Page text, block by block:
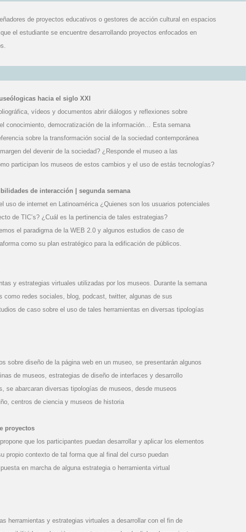
de proyectos educativos o gestores de acción cultural en espacios
el estudiante se encuentre desarrollando proyectos enfocados en
hacia el siglo XXI
vídeos y documentos abrir diálogos y reflexiones sobre
conocimiento, democratización de la información… Esta semana
sobre la transformación social de la sociedad contemporánea
del devenir de la sociedad? ¿Responde el museo a las
participan los museos de estos cambios y el uso de estás tecnologías?
de interacción | segunda semana
uso de internet en Latinoamérica ¿Quienes son los usuarios potenciales
de TIC’s? ¿Cuál es la pertinencia de tales estrategias?
el paradigma de la WEB 2.0 y algunos estudios de caso de
como su plan estratégico para la edificación de públicos.
y estrategias virtuales utilizadas por los museos. Durante la semana
como redes sociales, blog, podcast, twitter, algunas de sus
de caso sobre el uso de tales herramientas en diversas tipologías
sobre diseño de la página web en un museo, se presentarán algunos
de museos, estrategias de diseño de interfaces y desarrollo
se abarcaran diversas tipologías de museos, desde museos
centros de ciencia y museos de historia
proyectos
que los participantes puedan desarrollar y aplicar los elementos
propio contexto de tal forma que al final del curso puedan
en marcha de alguna estrategia o herramienta virtual
herramientas y estrategias virtuales a desarrollar con el fin de